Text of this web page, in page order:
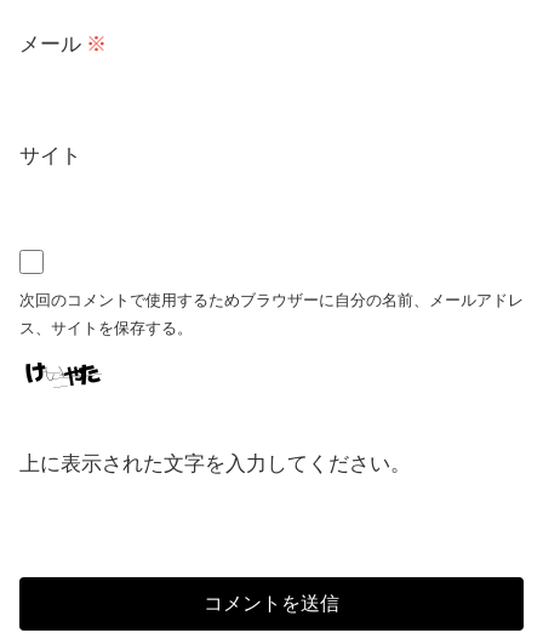
メール ※
サイト
次回のコメントで使用するためブラウザーに自分の名前、メールアドレ
ス、サイトを保存する。
上に表示された文字を入力してください。